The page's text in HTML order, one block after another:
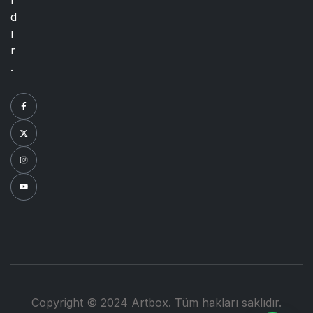
d
ı
r
.
Copyright © 2024 Artbox. Tüm hakları saklıdır.